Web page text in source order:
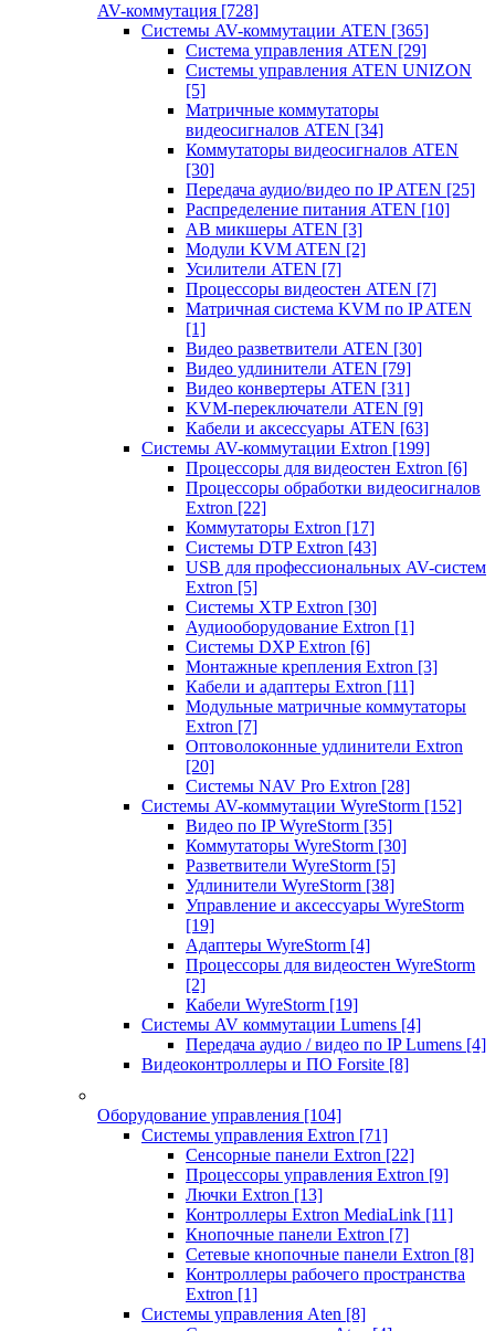
AV-коммутация [728]
Системы AV-коммутации ATEN [365]
Система управления ATEN [29]
Системы управления ATEN UNIZON
[5]
Матричные коммутаторы
видеосигналов ATEN [34]
Коммутаторы видеосигналов ATEN
[30]
Передача аудио/видео по IP ATEN [25]
Распределение питания ATEN [10]
АВ микшеры ATEN [3]
Модули KVM ATEN [2]
Усилители ATEN [7]
Процессоры видеостен ATEN [7]
Матричная система KVM по IP ATEN
[1]
Видео разветвители ATEN [30]
Видео удлинители ATEN [79]
Видео конвертеры ATEN [31]
KVM-переключатели ATEN [9]
Кабели и аксессуары ATEN [63]
Системы AV-коммутации Extron [199]
Процессоры для видеостен Extron [6]
Процессоры обработки видеосигналов
Extron [22]
Коммутаторы Extron [17]
Системы DTP Extron [43]
USB для профессиональных AV-систем
Extron [5]
Системы XTP Extron [30]
Аудиооборудование Extron [1]
Системы DXP Extron [6]
Монтажные крепления Extron [3]
Кабели и адаптеры Extron [11]
Модульные матричные коммутаторы
Extron [7]
Оптоволоконные удлинители Extron
[20]
Системы NAV Pro Extron [28]
Системы AV-коммутации WyreStorm [152]
Видео по IP WyreStorm [35]
Коммутаторы WyreStorm [30]
Разветвители WyreStorm [5]
Удлинители WyreStorm [38]
Управление и аксессуары WyreStorm
[19]
Адаптеры WyreStorm [4]
Процессоры для видеостен WyreStorm
[2]
Кабели WyreStorm [19]
Системы AV коммутации Lumens [4]
Передача аудио / видео по IP Lumens [4]
Видеоконтроллеры и ПО Forsite [8]
Оборудование управления [104]
Системы управления Extron [71]
Сенсорные панели Extron [22]
Процессоры управления Extron [9]
Лючки Extron [13]
Контроллеры Extron MediaLink [11]
Кнопочные панели Extron [7]
Сетевые кнопочные панели Extron [8]
Контроллеры рабочего пространства
Extron [1]
Системы управления Aten [8]